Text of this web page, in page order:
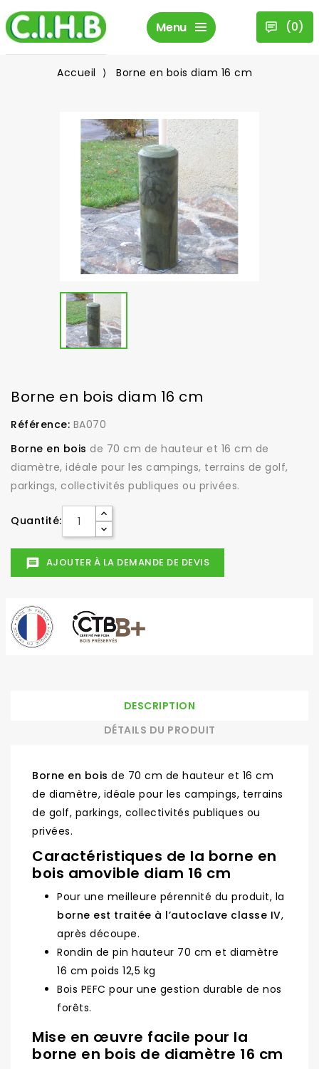
Menu (0)
Accueil Borne en bois diam 16 cm
Borne en bois diam 16 cm
Référence: BA070
Borne en bois de 70 cm de hauteur et 16 cm de
diamètre, idéale pour les campings, terrains de golf,
parkings, collectivités publiques ou privées.
Quantité:
message AJOUTER À LA DEMANDE DE DEVIS
DESCRIPTION
DÉTAILS DU PRODUIT
Borne en bois de 70 cm de hauteur et 16 cm
de diamètre, idéale pour les campings, terrains
de golf, parkings, collectivités publiques ou
privées.
Caractéristiques de la borne en
bois amovible diam 16 cm
Pour une meilleure pérennité du produit, la
borne est traitée à l’autoclave classe IV,
après découpe.
Rondin de pin hauteur 70 cm et diamètre
16 cm poids 12,5 kg
Bois PEFC pour une gestion durable de nos
forêts.
Mise en œuvre facile pour la
borne en bois de diamètre 16 cm